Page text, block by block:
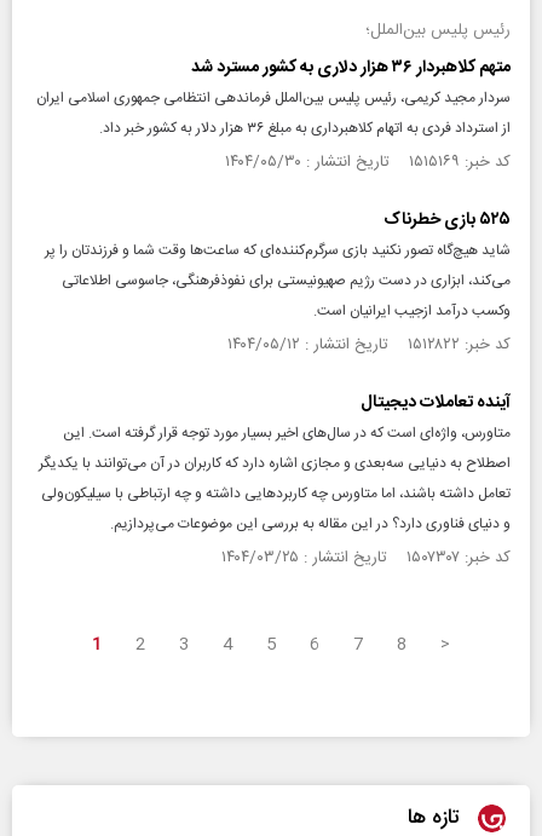
رئیس پلیس بین‌الملل؛
متهم کلاهبردار ۳۶ هزار دلاری به کشور مسترد شد
سردار مجید کریمی، رئیس پلیس بین‌الملل فرماندهی انتظامی جمهوری اسلامی ایران
از استرداد فردی به اتهام کلاهبرداری به مبلغ ۳۶ هزار دلار به کشور خبر داد.
کد خبر: ۱۵۱۵۱۶۹ تاریخ انتشار : ۱۴۰۴/۰۵/۳۰
۵۲۵ بازی خطرناک
شاید هیچ‌گاه تصور نکنید بازی سرگرم‌کننده‌ای که ساعت‌ها وقت شما و فرزندتان را پر
می‌کند، ابزاری در دست رژیم صهیونیستی برای نفوذفرهنگی، جاسوسی اطلاعاتی
وکسب درآمد ازجیب ایرانیان است.
کد خبر: ۱۵۱۲۸۲۲ تاریخ انتشار : ۱۴۰۴/۰۵/۱۲
آینده تعاملات دیجیتال
متاورس، واژه‌ای است که در سال‌های اخیر بسیار مورد توجه قرار گرفته است. این
اصطلاح به دنیایی سه‌بعدی و مجازی اشاره دارد که کاربران در آن می‌توانند با یکدیگر
تعامل داشته باشند، اما متاورس چه کاربردهایی داشته و چه ارتباطی با سیلیکون‌ولی
و دنیای فناوری دارد؟ در این مقاله به بررسی این موضوعات می‌پردازیم.
کد خبر: ۱۵۰۷۳۰۷ تاریخ انتشار : ۱۴۰۴/۰۳/۲۵
1 2 3 4 5 6 7 8 >
تازه ها